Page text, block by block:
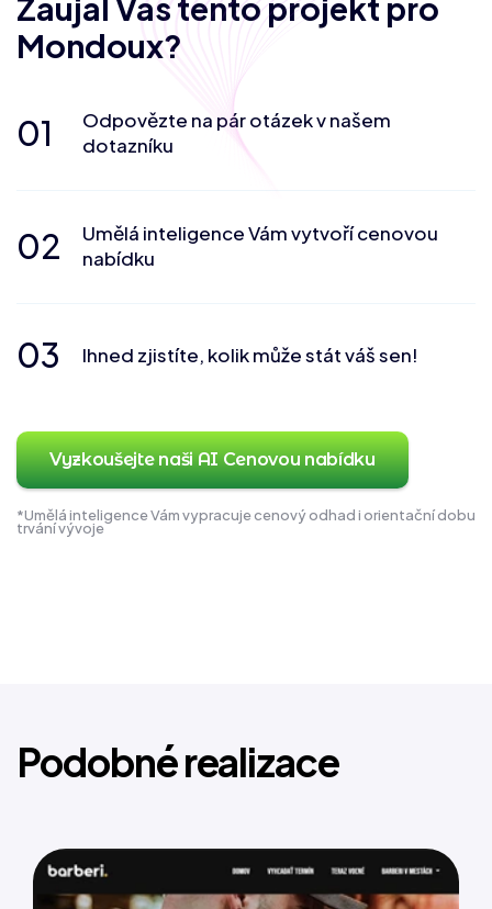
Mondoux?
01
Odpovězte na pár otázek v našem
dotazníku
02
Umělá inteligence Vám vytvoří cenovou
nabídku
03 Ihned zjistíte, kolik může stát váš sen!
Vyzkoušejte naši AI Cenovou nabídku
*Umělá inteligence Vám vypracuje cenový odhad i orientační dobu
trvání vývoje
Podobné realizace